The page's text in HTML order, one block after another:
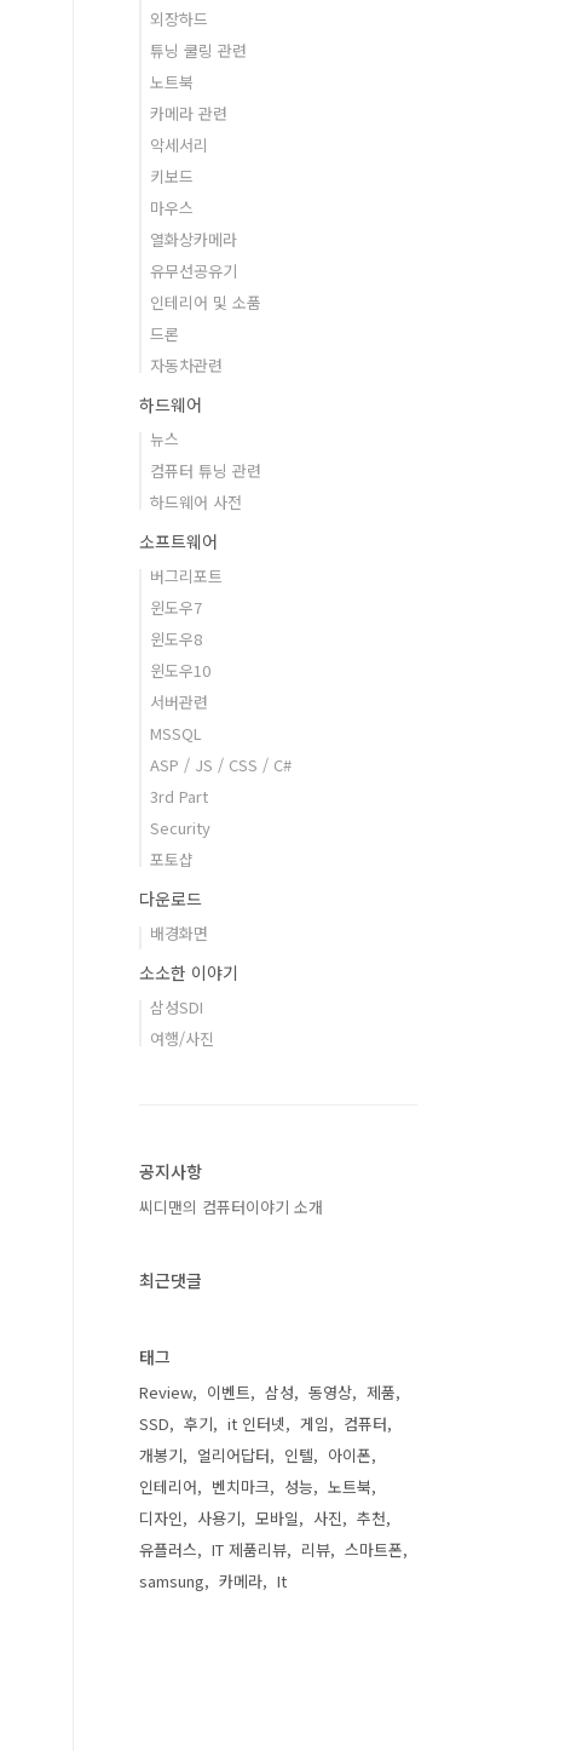
외장하드
튜닝 쿨링 관련
노트북
카메라 관련
악세서리
키보드
마우스
열화상카메라
유무선공유기
인테리어 및 소품
드론
자동차관련
하드웨어
뉴스
컴퓨터 튜닝 관련
하드웨어 사전
소프트웨어
버그리포트
윈도우7
윈도우8
윈도우10
서버관련
MSSQL
ASP / JS / CSS / C#
3rd Part
Security
포토샵
다운로드
배경화면
소소한 이야기
삼성SDI
여행/사진
공지사항
씨디맨의 컴퓨터이야기 소개
최근댓글
태그
Review 이벤트 삼성 동영상
제품
SSD
후기 it 인터넷 게임
컴퓨터
개봉기
얼리어답터 인텔
아이폰
인테리어
벤치마크 성능
노트북
디자인
사용기 모바일 사진
추천
유플러스
IT 제품리뷰 리뷰
스마트폰
samsung
카메라 It